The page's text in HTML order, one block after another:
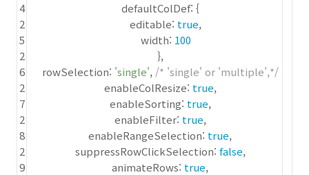
4
2
5
2
6
2
7
2
8
2
9
defaultColDef: {
editable: true,
width: 100
},
rowSelection: 'single', /* 'single' or 'multiple',*/
enableColResize: true,
enableSorting: true,
enableFilter: true,
enableRangeSelection: true,
suppressRowClickSelection: false,
animateRows: true,